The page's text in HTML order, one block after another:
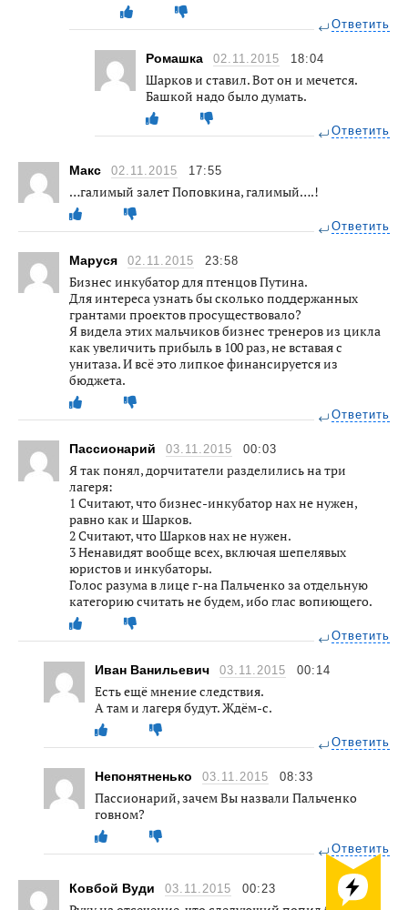
Ответить
Ромашка 02.11.2015 18:04
Шарков и ставил. Вот он и мечется.
Башкой надо было думать.
Ответить
Макс 02.11.2015 17:55
…галимый залет Поповкина, галимый….!
Ответить
Маруся 02.11.2015 23:58
Бизнес инкубатор для птенцов Путина.
Для интереса узнать бы сколько поддержанных
грантами проектов просуществовало?
Я видела этих мальчиков бизнес тренеров из цикла
как увеличить прибыль в 100 раз, не вставая с
унитаза. И всё это липкое финансируется из
бюджета.
Ответить
Пассионарий 03.11.2015 00:03
Я так понял, дорчитатели разделились на три
лагеря:
1 Считают, что бизнес-инкубатор нах не нужен,
равно как и Шарков.
2 Считают, что Шарков нах не нужен.
3 Ненавидят вообще всех, включая шепелявых
юристов и инкубаторы.
Голос разума в лице г-на Пальченко за отдельную
категорию считать не будем, ибо глас вопиющего.
Ответить
Иван Ванильевич 03.11.2015 00:14
Есть ещё мнение следствия.
А там и лагеря будут. Ждём-с.
Ответить
Непонятненько 03.11.2015 08:33
Пассионарий, зачем Вы назвали Пальченко
говном?
Ответить
Ковбой Вуди 03.11.2015 00:23